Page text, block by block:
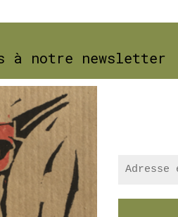
à notre newsletter